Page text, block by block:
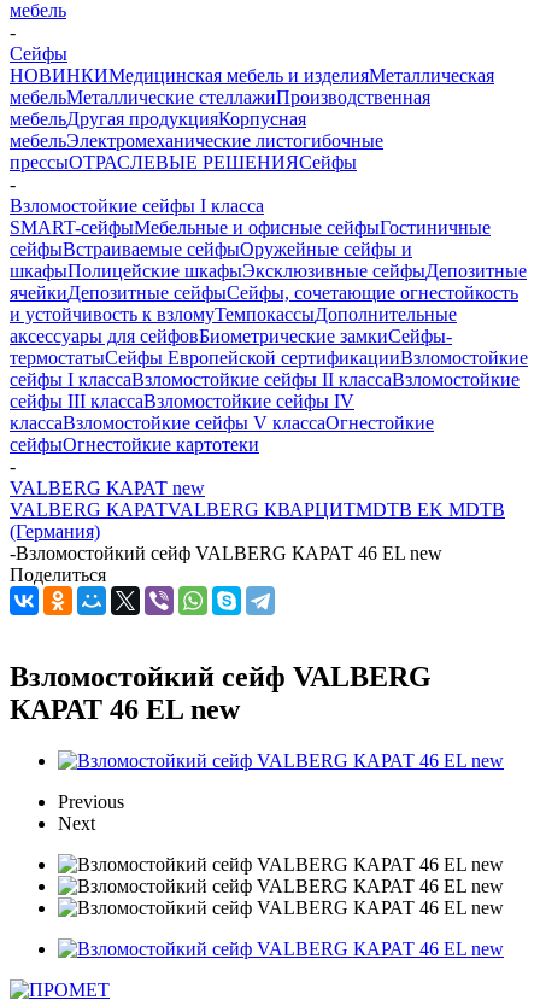
мебель
-
Сейфы
НОВИНКИМедицинская мебель и изделияМеталлическая
мебельМеталлические стеллажиПроизводственная
мебельДругая продукцияКорпусная
мебельЭлектромеханические листогибочные
прессыОТРАСЛЕВЫЕ РЕШЕНИЯСейфы
-
Взломостойкие сейфы I класса
SMART-сейфыМебельные и офисные сейфыГостиничные
сейфыВстраиваемые сейфыОружейные сейфы и
шкафыПолицейские шкафыЭксклюзивные сейфыДепозитные
ячейкиДепозитные сейфыСейфы, сочетающие огнестойкость
и устойчивость к взломуТемпокассыДополнительные
аксессуары для сейфовБиометрические замкиСейфы-
термостатыСейфы Европейской сертификацииВзломостойкие
сейфы I классаВзломостойкие сейфы II классаВзломостойкие
сейфы III классаВзломостойкие сейфы IV
классаВзломостойкие сейфы V классаОгнестойкие
сейфыОгнестойкие картотеки
-
VALBERG КАРАТ new
VALBERG КАРАТVALBERG КВАРЦИТMDTB EK MDTB
(Германия)
-Взломостойкий сейф VALBERG КАРАТ 46 EL new
Поделиться
Взломостойкий сейф VALBERG
КАРАТ 46 EL new
Previous
Next